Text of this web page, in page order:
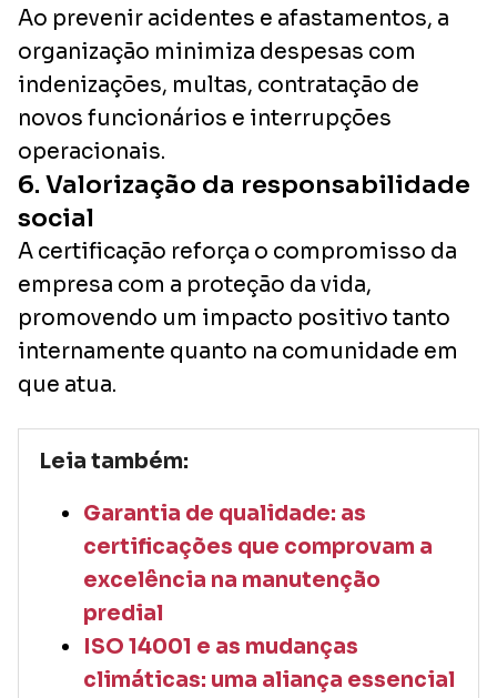
Ao prevenir acidentes e afastamentos, a
organização minimiza despesas com
indenizações, multas, contratação de
novos funcionários e interrupções
operacionais.
6. Valorização da responsabilidade
social
A certificação reforça o compromisso da
empresa com a proteção da vida,
promovendo um impacto positivo tanto
internamente quanto na comunidade em
que atua.
Leia também:
Garantia de qualidade: as
certificações que comprovam a
excelência na manutenção
predial
ISO 14001 e as mudanças
climáticas: uma aliança essencial